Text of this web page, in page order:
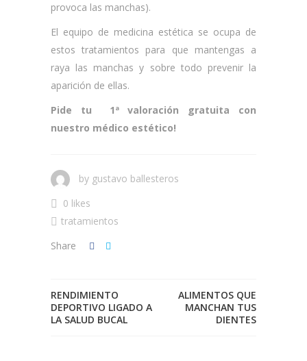
provoca las manchas).
El equipo de medicina estética se ocupa de
estos tratamientos para que mantengas a
raya las manchas y sobre todo prevenir la
aparición de ellas.
Pide tu 1ª valoración gratuita con
nuestro médico estético!
by gustavo ballesteros
0 likes
tratamientos
Share
RENDIMIENTO
DEPORTIVO LIGADO A
LA SALUD BUCAL
ALIMENTOS QUE
MANCHAN TUS
DIENTES